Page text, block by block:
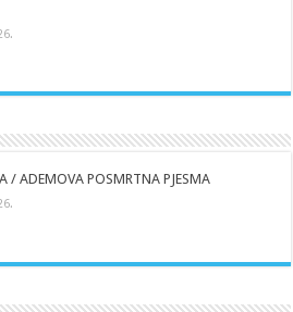
/ ADEMOVA POSMRTNA PJESMA